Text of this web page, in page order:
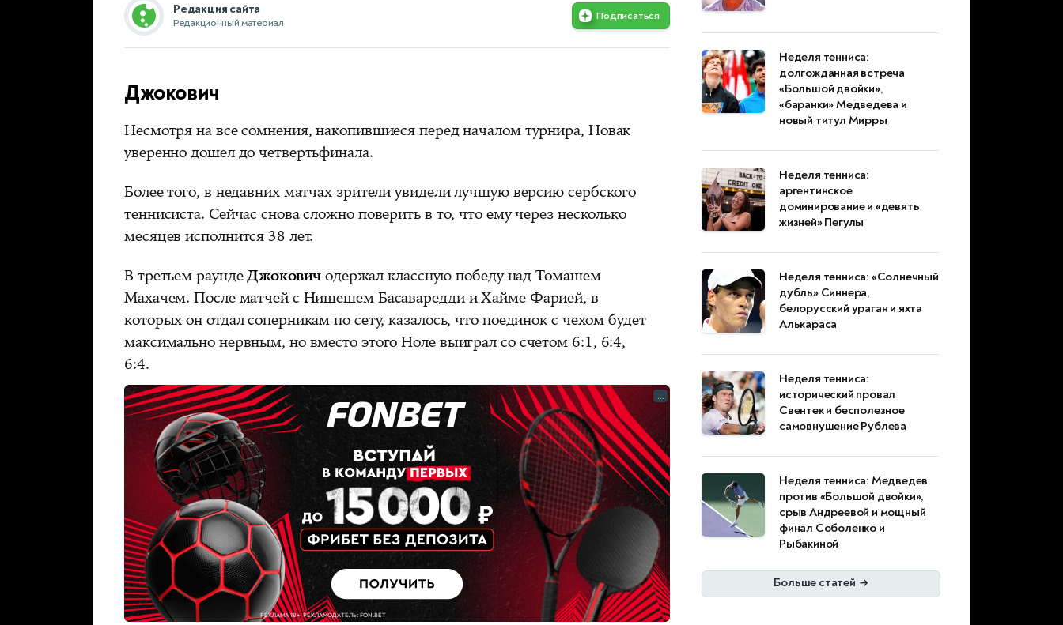
Редакция сайта
Редакционный материал
Подписаться
Джокович
Несмотря на все сомнения, накопившиеся перед началом турнира, Новак
уверенно дошел до четвертьфинала.
Более того, в недавних матчах зрители увидели лучшую версию сербского
теннисиста. Сейчас снова сложно поверить в то, что ему через несколько
месяцев исполнится 38 лет.
В третьем раундеДжоковичодержал классную победу над Томашем
Махачем. После матчей с Нишешем Басаваредди и Хайме Фарией, в
которых он отдал соперникам по сету, казалось, что поединок с чехом будет
максимально нервным, но вместо этого Ноле выиграл со счетом 6:1, 6:4,
6:4.
...
Неделя тенниса:
долгожданная встреча
«Большой двойки»,
«баранки» Медведева и
новый титул Мирры
Неделя тенниса:
аргентинское
доминирование и «девять
жизней» Пегулы
Неделя тенниса: «Солнечный
дубль» Синнера,
белорусский ураган и яхта
Алькараса
Неделя тенниса:
исторический провал
Свентек и бесполезное
самовнушение Рублева
Неделя тенниса: Медведев
против «Большой двойки»,
срыв Андреевой и мощный
финал Соболенко и
Рыбакиной
Больше статей →